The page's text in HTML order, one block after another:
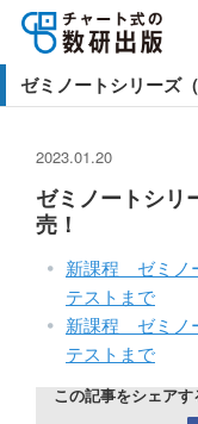
ゼミノートシリーズ
ゼミノートシリ
売！
2023.01.20
新課程 ゼミノ
テストまで
新課程 ゼミノ
テストまで
この記事をシェアす